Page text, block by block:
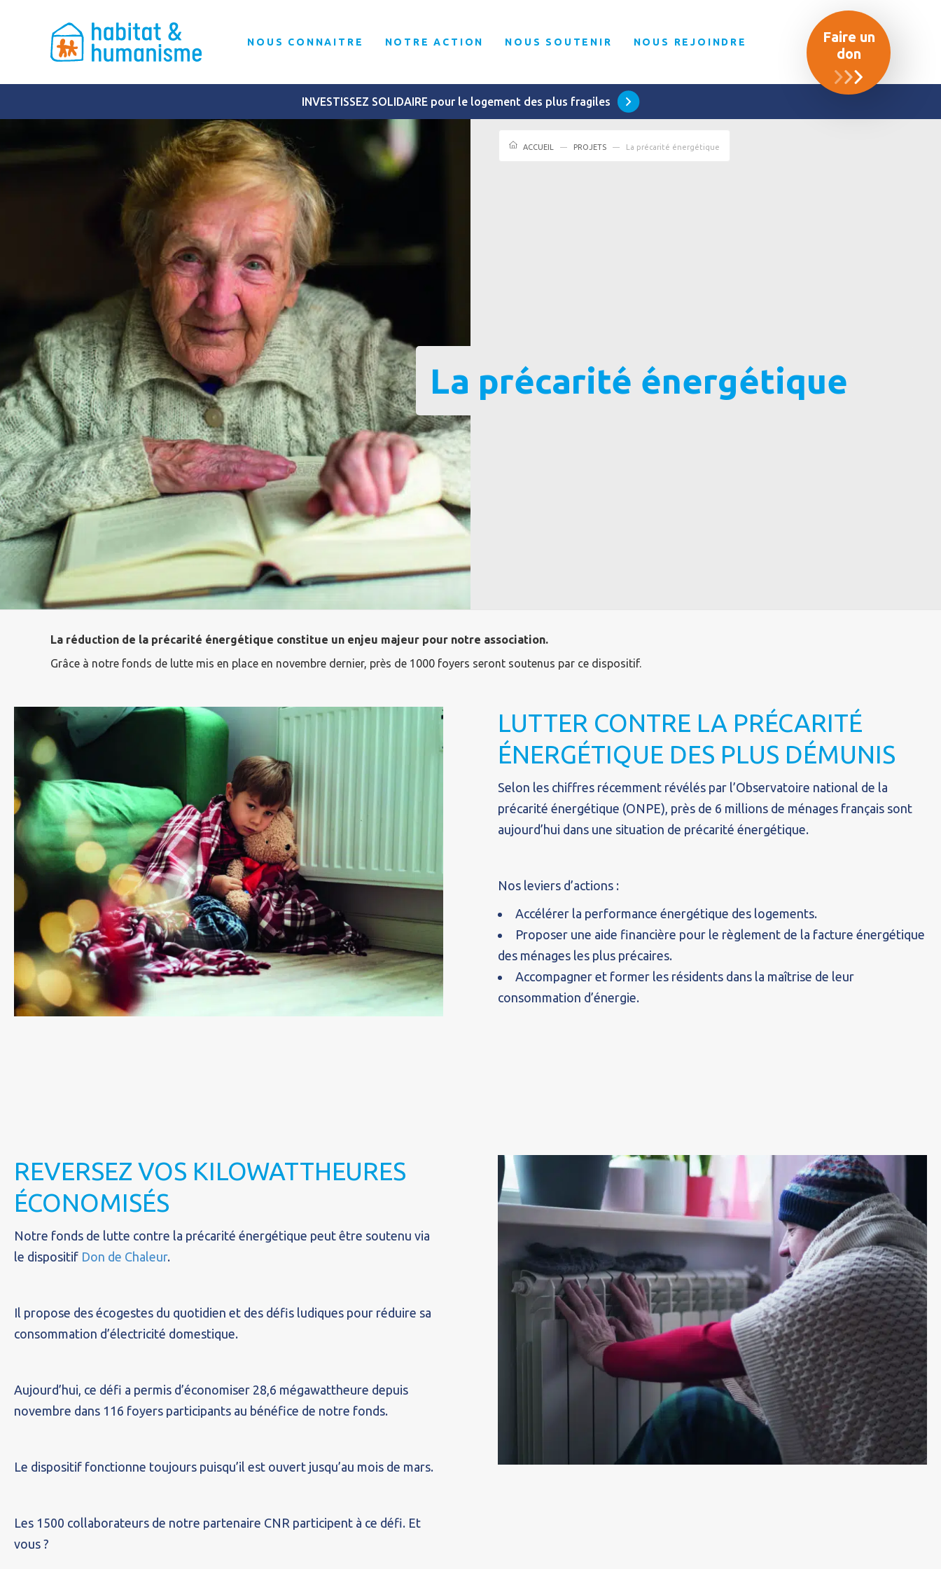
NOUS CONNAITRE NOTRE ACTION NOUS SOUTENIR NOUS REJOINDRE
Faire un
don
INVESTISSEZ SOLIDAIRE pour le logement des plus fragiles
ACCUEIL PROJETS La précarité énergétique
La précarité énergétique
La réduction de la précarité énergétique constitue un enjeu majeur pour notre association.
Grâce à notre fonds de lutte mis en place en novembre dernier, près de 1000 foyers seront soutenus par ce dispositif.
LUTTER CONTRE LA PRÉCARITÉ
ÉNERGÉTIQUE DES PLUS DÉMUNIS
Selon les chiffres récemment révélés par l’Observatoire national de la
précarité énergétique (ONPE), près de 6 millions de ménages français sont
aujourd’hui dans une situation de précarité énergétique.
Nos leviers d’actions :
Accélérer la performance énergétique des logements.
Proposer une aide financière pour le règlement de la facture énergétique
des ménages les plus précaires.
Accompagner et former les résidents dans la maîtrise de leur
consommation d’énergie.
REVERSEZ VOS KILOWATTHEURES
ÉCONOMISÉS
Notre fonds de lutte contre la précarité énergétique peut être soutenu via
le dispositif Don de Chaleur.
Il propose des écogestes du quotidien et des défis ludiques pour réduire sa
consommation d’électricité domestique.
Aujourd’hui, ce défi a permis d’économiser 28,6 mégawattheure depuis
novembre dans 116 foyers participants au bénéfice de notre fonds.
Le dispositif fonctionne toujours puisqu’il est ouvert jusqu’au mois de mars.
Les 1500 collaborateurs de notre partenaire CNR participent à ce défi. Et
vous ?